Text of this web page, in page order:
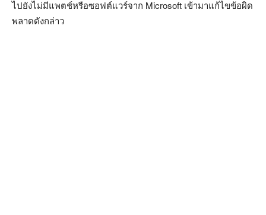
ไปยังไม่มีแพตช์หรือซอฟต์แวร์จาก Microsoft เข้ามาแก้ไขข้อผิด
พลาดดังกล่าว